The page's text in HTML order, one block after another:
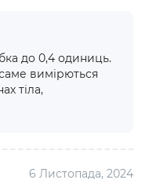
до 0,4 одиниць.
вимірються
тіла,
6 Листопада, 2024